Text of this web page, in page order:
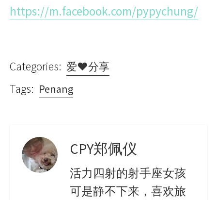
https://m.facebook.com/pypychung/
Categories: 爱♥分享
Tags: Penang
CPY郑佩仪
活力四射的射手座女孩
可是静不下来，喜欢旅